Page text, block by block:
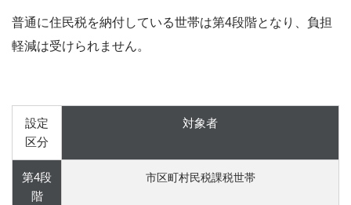
普通に住民税を納付している世帯は第4段階となり、負担
軽減は受けられません。
設定
区分
対象者
第4段
階
市区町村民税課税世帯